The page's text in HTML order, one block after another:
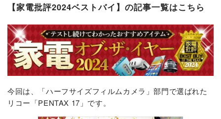
【家電批評2024ベストバイ】の記事一覧はこちら
今回は、「ハーフサイズフィルムカメラ」部門で選ばれた
リコー「PENTAX 17」です。